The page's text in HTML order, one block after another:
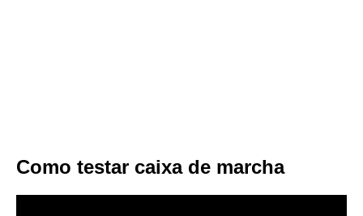
Como testar caixa de marcha